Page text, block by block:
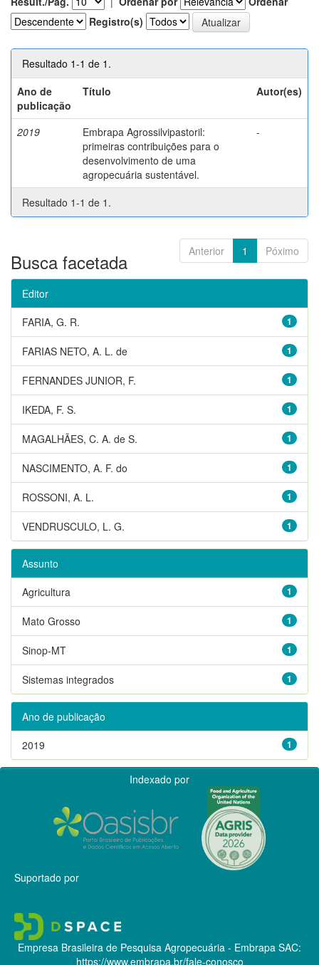
Registro(s)
Resultado 1-1 de 1.
Ano de
publicação
Título Autor(es)
2019
Embrapa Agrossilvipastoril:
primeiras contribuições para o
desenvolvimento de uma
agropecuária sustentável.
-
Resultado 1-1 de 1.
Anterior 1 Póximo
Busca facetada
Editor
1
FARIA, G. R.
1
FARIAS NETO, A. L. de
1
FERNANDES JUNIOR, F.
1
IKEDA, F. S.
1
MAGALHÃES, C. A. de S.
1
NASCIMENTO, A. F. do
1
ROSSONI, A. L.
1
VENDRUSCULO, L. G.
Assunto
1
Agricultura
1
Mato Grosso
1
Sinop-MT
1
Sistemas integrados
Ano de publicação
1
2019
Indexado por
Suportado por
Empresa Brasileira de Pesquisa Agropecuária - Embrapa SAC:
https://www.embrapa.br/fale-conosco